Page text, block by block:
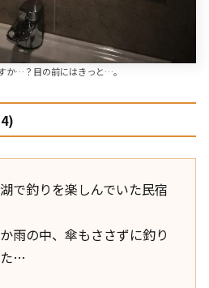
か…？目の前にはきっと…。
で釣りを楽しんでいた民宿
雨の中、傘もささずに釣り
た…